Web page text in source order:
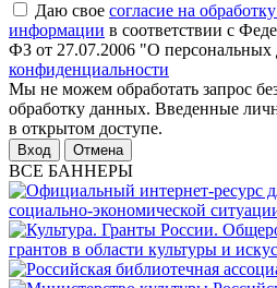
Даю свое согласие на
информации в соответствии с
ФЗ от 27.07.2006 "О
конфиденциальности
Мы не можем обработать запрос
обработку данных. Введенные
в открытом доступе.
Отмена
ВСЕ БАННЕРЫ